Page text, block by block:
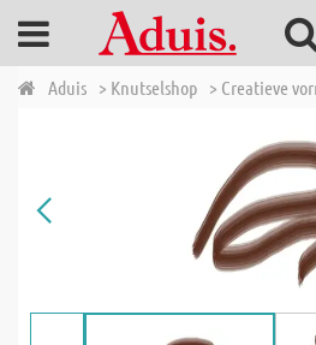
Aduis > Knutselshop > Creatieve